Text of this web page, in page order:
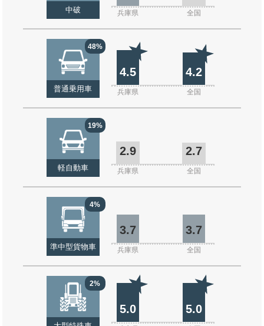
中破 兵庫県 全国
48%
普通乗用車
4.5 4.2
兵庫県 全国
19%
軽自動車
2.9 2.7
兵庫県 全国
4%
準中型貨物車
3.7 3.7
兵庫県 全国
2%
5.0 5.0